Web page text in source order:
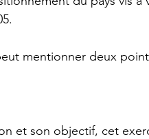
mentionner deux
et son objectif, cet